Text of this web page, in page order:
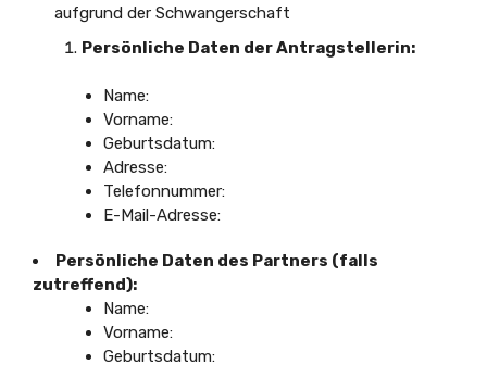
aufgrund der Schwangerschaft
Persönliche Daten der Antragstellerin:
Name:
Vorname:
Geburtsdatum:
Adresse:
Telefonnummer:
E-Mail-Adresse:
Persönliche Daten des Partners (falls
zutreffend):
Name:
Vorname:
Geburtsdatum: